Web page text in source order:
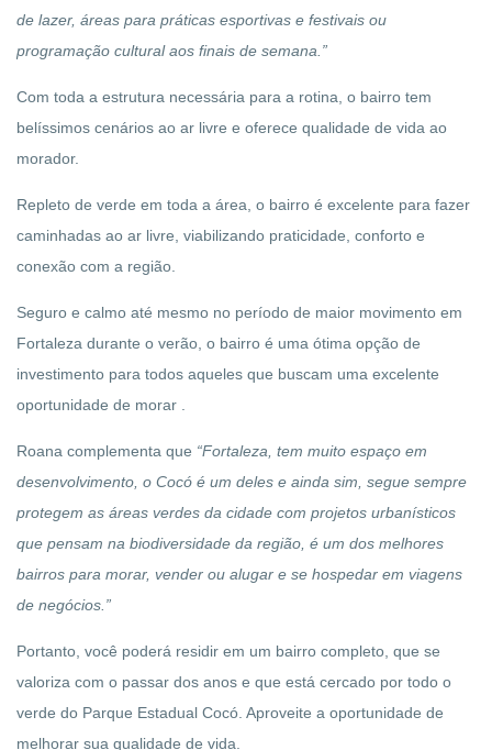
de lazer, áreas para práticas esportivas e festivais ou
programação cultural aos finais de semana.”
Com toda a estrutura necessária para a rotina, o bairro tem
belíssimos cenários ao ar livre e oferece qualidade de vida ao
morador.
Repleto de verde em toda a área, o bairro é excelente para fazer
caminhadas ao ar livre, viabilizando praticidade, conforto e
conexão com a região.
Seguro e calmo até mesmo no período de maior movimento em
Fortaleza durante o verão, o bairro é uma ótima opção de
investimento para todos aqueles que buscam uma excelente
oportunidade de morar .
Roana complementa que “Fortaleza, tem muito espaço em
desenvolvimento, o Cocó é um deles e ainda sim, segue sempre
protegem as áreas verdes da cidade com projetos urbanísticos
que pensam na biodiversidade da região, é um dos melhores
bairros para morar, vender ou alugar e se hospedar em viagens
de negócios.”
Portanto, você poderá residir em um bairro completo, que se
valoriza com o passar dos anos e que está cercado por todo o
verde do Parque Estadual Cocó. Aproveite a oportunidade de
melhorar sua qualidade de vida.